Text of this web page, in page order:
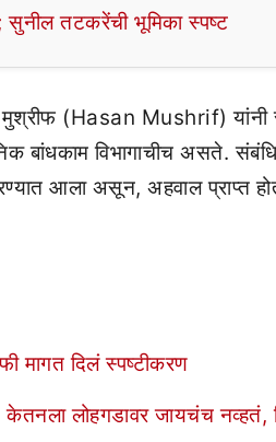
सुनील तटकरेंची भूमिका स्पष्ट
मुश्रीफ (Hasan Mushrif) यांनी
बांधकाम विभागाचीच असते.
आला असून, अहवाल प्राप्त
मागत दिलं स्पष्टीकरण
लोहगडावर जायचंच नव्हतं,